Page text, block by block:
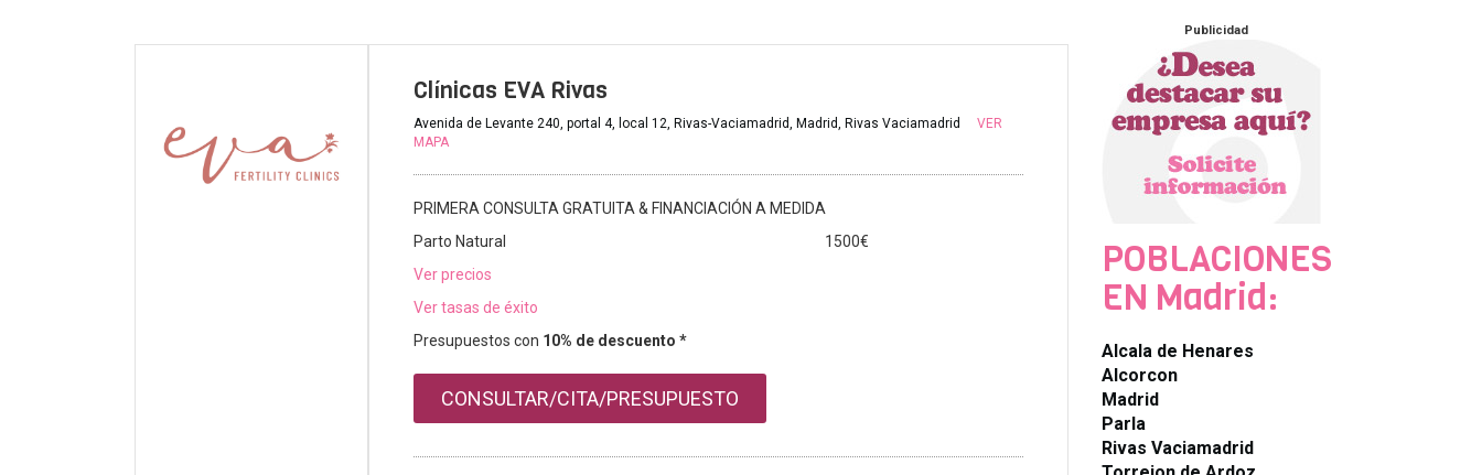
Clínicas EVA Rivas
Avenida de Levante 240, portal 4, local 12, Rivas-Vaciamadrid, Madrid, Rivas Vaciamadrid
VER
MAPA
PRIMERA CONSULTA GRATUITA & FINANCIACIÓN A MEDIDA
Parto Natural
1500€
Ver precios
Ver tasas de éxito
Presupuestos con 10% de descuento *
CONSULTAR/CITA/PRESUPUESTO
Publicidad
POBLACIONES
EN Madrid:
Alcala de Henares
Alcorcon
Madrid
Parla
Rivas Vaciamadrid